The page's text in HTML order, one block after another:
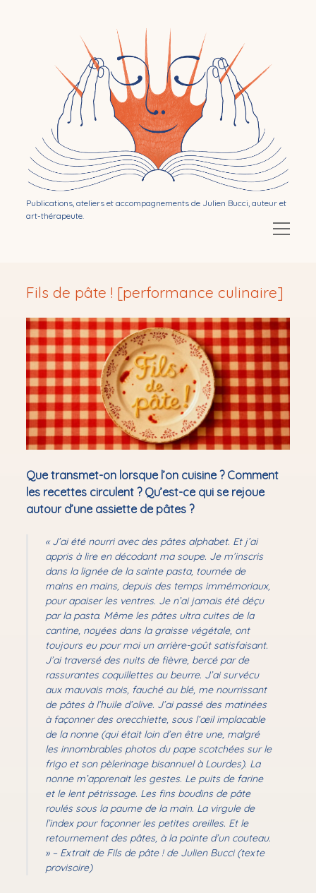
Bibliothérapie
Publications, ateliers et accompagnements de Julien Bucci, auteur et
art-thérapeute.
Ouvrir
le
menu
Publications
Ouvrir
PerformancesOuvrir
menu
Fils de pâte ! [performance culinaire]
PoéZou ! [lecture musicale]
Voyance poétique
Balades sensorielles
Brigade d’Intervention Poétique
Siestes poétiques
Ateliers & résidences
Ouvrir
Bibliothérapie
Ouvrir
menu
Mon audioblog
✉ Newsletter
Contact
podcast
Fils de pâte ! [performance culinaire]
Que transmet-on lorsque l’on cuisine ? Comment
les recettes circulent ? Qu’est-ce qui se rejoue
autour d’une assiette de pâtes ?
« J’ai été nourri avec des pâtes alphabet. Et j’ai
appris à lire en décodant ma soupe. Je m’inscris
dans la lignée de la sainte pasta, tournée de
mains en mains, depuis des temps immémoriaux,
pour apaiser les ventres. Je n’ai jamais été déçu
par la pasta. Même les pâtes ultra cuites de la
cantine, noyées dans la graisse végétale, ont
toujours eu pour moi un arrière-goût satisfaisant.
J’ai traversé des nuits de fièvre, bercé par de
rassurantes coquillettes au beurre. J’ai survécu
aux mauvais mois, fauché au blé, me nourrissant
de pâtes à l’huile d’olive. J’ai passé des matinées
à façonner des orecchiette, sous l’œil implacable
de la nonne (qui était loin d’en être une, malgré
les innombrables photos du pape scotchées sur le
frigo et son pèlerinage bisannuel à Lourdes). La
nonne m’apprenait les gestes. Le puits de farine
et le lent pétrissage. Les fins boudins de pâte
roulés sous la paume de la main. La virgule de
l’index pour façonner les petites oreilles. Et le
retournement des pâtes, à la pointe d’un couteau.
» – Extrait de Fils de pâte ! de Julien Bucci (texte
provisoire)